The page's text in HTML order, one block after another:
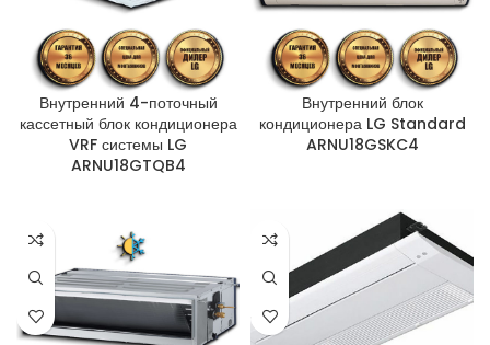
Внутренний 4-поточный
кассетный блок кондиционера
VRF системы LG
ARNU18GTQB4
Внутренний блок
кондиционера LG Standard
ARNU18GSKC4